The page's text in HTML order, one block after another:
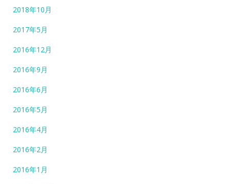
2018年10月
2017年5月
2016年12月
2016年9月
2016年6月
2016年5月
2016年4月
2016年2月
2016年1月